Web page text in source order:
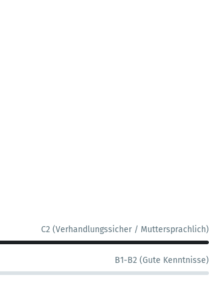
C2 (Verhandlungssicher / Muttersprachlich)
B1-B2 (Gute Kenntnisse)